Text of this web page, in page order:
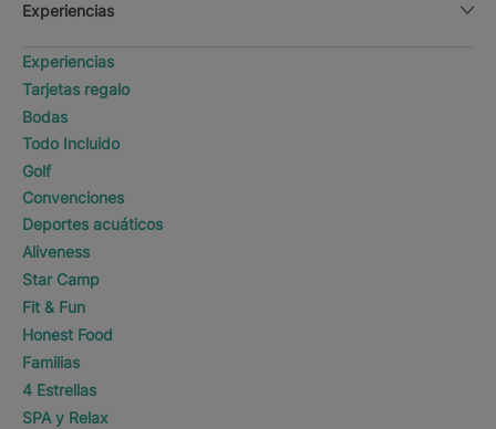
Experiencias
Experiencias
Tarjetas regalo
Bodas
Todo Incluido
Golf
Convenciones
Deportes acuáticos
Aliveness
Star Camp
Fit & Fun
Honest Food
Familias
4 Estrellas
SPA y Relax